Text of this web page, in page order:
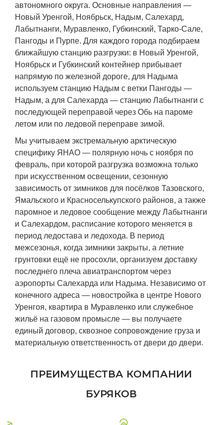
автономного округа. Основные направления —
Новый Уренгой, Ноябрьск, Надым, Салехард,
Лабытнанги, Муравленко, Губкинский, Тарко-Сале,
Пангоды и Пурпе. Для каждого города подбираем
ближайшую станцию разгрузки: в Новый Уренгой,
Ноябрьск и Губкинский контейнер прибывает
напрямую по железной дороге, для Надыма
используем станцию Надым с ветки Пангоды —
Надым, а для Салехарда — станцию Лабытнанги с
последующей переправой через Обь на пароме
летом или по ледовой переправе зимой.
Мы учитываем экстремальную арктическую
специфику ЯНАО — полярную ночь с ноября по
февраль, при которой разгрузка возможна только
при искусственном освещении, сезонную
зависимость от зимников для посёлков Тазовского,
Ямальского и Красноселькупского районов, а также
паромное и ледовое сообщение между Лабытнанги
и Салехардом, расписание которого меняется в
период ледостава и ледохода. В период
межсезонья, когда зимники закрыты, а летние
грунтовки ещё не просохли, организуем доставку
последнего плеча авиатранспортом через
аэропорты Салехарда или Надыма. Независимо от
конечного адреса — новостройка в центре Нового
Уренгоя, квартира в Муравленко или служебное
жильё на газовом промысле — вы получаете
единый договор, сквозное сопровождение груза и
материальную ответственность от двери до двери.
ПРЕИМУЩЕСТВА КОМПАНИИ
БУРЯКОВ